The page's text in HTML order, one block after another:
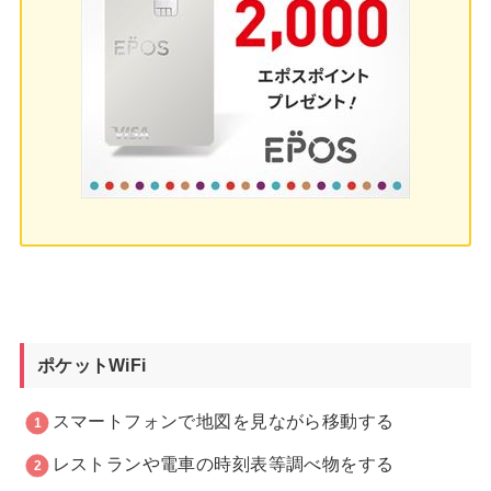
ポケットWiFi
スマートフォンで地図を見ながら移動する
レストランや電車の時刻表等調べ物をする